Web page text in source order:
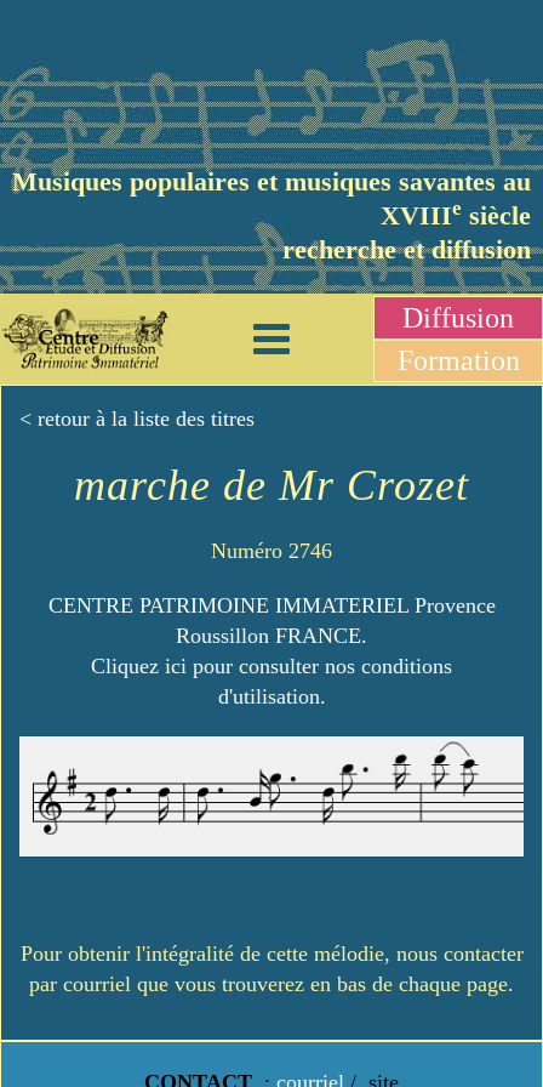
Musiques populaires et musiques savantes au
XVIIIe siècle
recherche et diffusion
Diffusion
Formation
< retour à la liste des titres
marche de Mr Crozet
Numéro 2746
CENTRE PATRIMOINE IMMATERIEL Provence
Roussillon FRANCE.
Cliquez ici pour consulter nos conditions
d'utilisation.
Pour obtenir l'intégralité de cette mélodie, nous contacter
par courriel que vous trouverez en bas de chaque page.